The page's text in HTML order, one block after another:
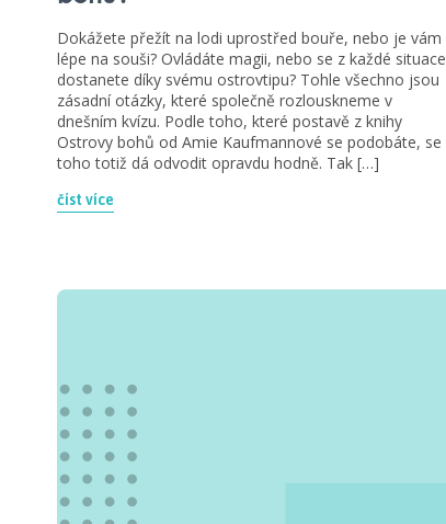
Dokážete přežít na lodi uprostřed bouře, nebo je vám
lépe na souši? Ovládáte magii, nebo se z každé situace
dostanete díky svému ostrovtipu? Tohle všechno jsou
zásadní otázky, které společně rozlouskneme v
dnešním kvízu. Podle toho, které postavě z knihy
Ostrovy bohů od Amie Kaufmannové se podobáte, se
toho totiž dá odvodit opravdu hodně. Tak […]
číst více